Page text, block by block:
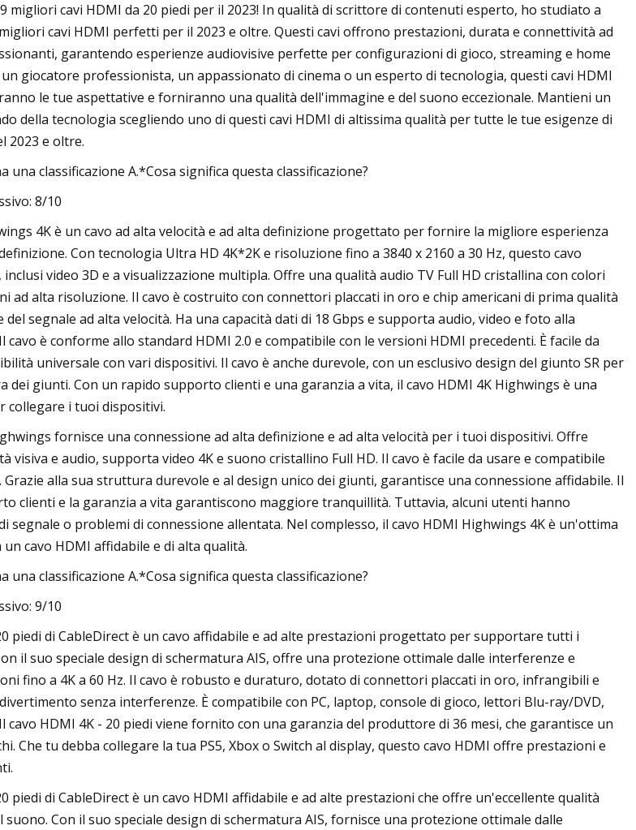
sul
in
14 migliori ginocchiere nel 2023 per un
supporto extra, secondo gli esperti
migliori cavi HDMI da 20 piedi per il 2023! In qualità di scrittore di contenuti esperto, ho studiato a
cavi HDMI perfetti per il 2023 e oltre. Questi cavi offrono prestazioni, durata e connettività ad
garantendo esperienze audiovisive perfette per configurazioni di gioco, streaming e home
giocatore professionista, un appassionato di cinema o un esperto di tecnologia, questi cavi HDMI
le tue aspettative e forniranno una qualità dell'immagine e del suono eccezionale. Mantieni un
della tecnologia scegliendo uno di questi cavi HDMI di altissima qualità per tutte le tue esigenze di
2023 e oltre.
una classificazione A.*Cosa significa questa classificazione?
8/10
4K è un cavo ad alta velocità e ad alta definizione progettato per fornire la migliore esperienza
Con tecnologia Ultra HD 4K*2K e risoluzione fino a 3840 x 2160 a 30 Hz, questo cavo
video 3D e a visualizzazione multipla. Offre una qualità audio TV Full HD cristallina con colori
ad alta risoluzione. Il cavo è costruito con connettori placcati in oro e chip americani di prima qualità
segnale ad alta velocità. Ha una capacità dati di 18 Gbps e supporta audio, video e foto alla
cavo è conforme allo standard HDMI 2.0 e compatibile con le versioni HDMI precedenti. È facile da
universale con vari dispositivi. Il cavo è anche durevole, con un esclusivo design del giunto SR per
dei giunti. Con un rapido supporto clienti e una garanzia a vita, il cavo HDMI 4K Highwings è una
collegare i tuoi dispositivi.
fornisce una connessione ad alta definizione e ad alta velocità per i tuoi dispositivi. Offre
visiva e audio, supporta video 4K e suono cristallino Full HD. Il cavo è facile da usare e compatibile
Grazie alla sua struttura durevole e al design unico dei giunti, garantisce una connessione affidabile. Il
clienti e la garanzia a vita garantiscono maggiore tranquillità. Tuttavia, alcuni utenti hanno
segnale o problemi di connessione allentata. Nel complesso, il cavo HDMI Highwings 4K è un'ottima
un cavo HDMI affidabile e di alta qualità.
una classificazione A.*Cosa significa questa classificazione?
9/10
piedi di CableDirect è un cavo affidabile e ad alte prestazioni progettato per supportare tutti i
il suo speciale design di schermatura AIS, offre una protezione ottimale dalle interferenze e
fino a 4K a 60 Hz. Il cavo è robusto e duraturo, dotato di connettori placcati in oro, infrangibili e
senza interferenze. È compatibile con PC, laptop, console di gioco, lettori Blu-ray/DVD,
cavo HDMI 4K - 20 piedi viene fornito con una garanzia del produttore di 36 mesi, che garantisce un
Che tu debba collegare la tua PS5, Xbox o Switch al display, questo cavo HDMI offre prestazioni e
piedi di CableDirect è un cavo HDMI affidabile e ad alte prestazioni che offre un'eccellente qualità
suono. Con il suo speciale design di schermatura AIS, fornisce una protezione ottimale dalle